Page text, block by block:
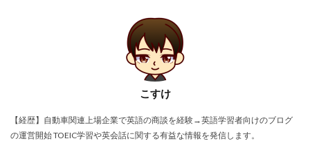
こすけ
【経歴】自動車関連上場企業で英語の商談を経験→英語学習者向けのブログ
の運営開始 TOEIC学習や英会話に関する有益な情報を発信します。